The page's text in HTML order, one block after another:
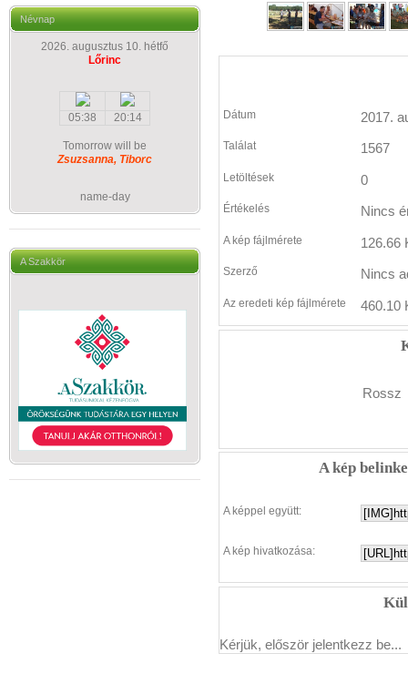
Névnap
2026. augusztus 10. hétfő
Lőrinc
05:38 20:14
Tomorrow will be
Zsuzsanna, Tiborc
name-day
A Szakkör
Dátum 2017.
Találat 1567
Letöltések 0
Értékelés Nincs
A kép fájlmérete 126.66
Szerző Nincs
Az eredeti kép fájlmérete 460.10
Rossz
A kép
A képpel együtt:
A kép hivatkozása:
Kérjük, először jelentkezz be...